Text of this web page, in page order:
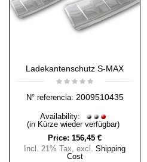
Ladekantenschutz S-MAX
N° referencia: 2009510435
Availability:
(in Kürze wieder verfügbar)
Price: 156,45 €
Incl. 21% Tax, excl. Shipping
Cost